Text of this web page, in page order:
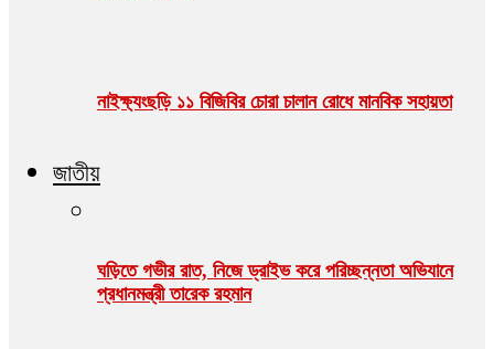
নাইক্ষ্যংছড়ি ১১ বিজিবির চোরা চালান রোধে মানবিক সহায়তা
জাতীয়
ঘড়িতে গভীর রাত, নিজে ড্রাইভ করে পরিচ্ছন্নতা অভিযানে
প্রধানমন্ত্রী তারেক রহমান